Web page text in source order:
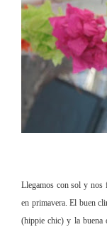
Llegamos con sol y nos
en primavera. El buen
(hippie chic) y la buena